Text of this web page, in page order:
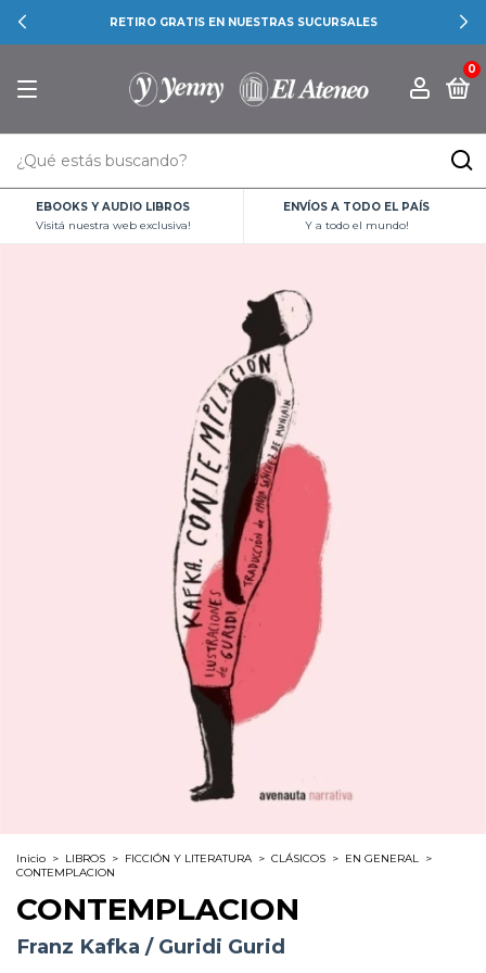
RETIRO GRATIS EN NUESTRAS SUCURSALES
0
EBOOKS Y AUDIO LIBROS
Visitá nuestra web exclusiva!
ENVÍOS A TODO EL PAÍS
Y a todo el mundo!
Inicio > LIBROS > FICCIÓN Y LITERATURA > CLÁSICOS > EN GENERAL >
CONTEMPLACION
CONTEMPLACION
Franz Kafka / Guridi Gurid